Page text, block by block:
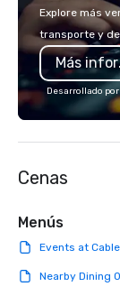
country with a
lodging, food
a Monterey
Explore más
transporte y
Desarrollado por
Cenas
Menús
Events at
Nearby Dining